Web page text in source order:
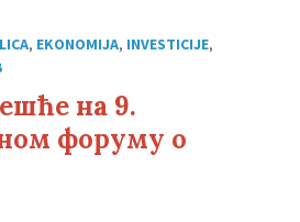
, EKONOMIJA, INVESTICIJE,
на 9.
форуму о